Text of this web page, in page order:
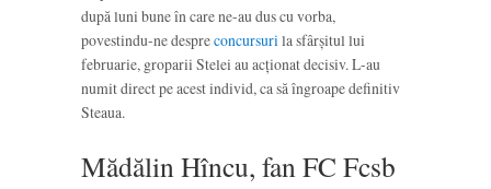
după luni bune în care ne-au dus cu vorba,
povestindu-ne despreconcursurila sfârșitul lui
februarie, groparii Stelei au acționat decisiv. L-au
numit direct pe acest individ, ca să îngroape definitiv
Steaua.
Mădălin Hîncu, fan FC Fcsb